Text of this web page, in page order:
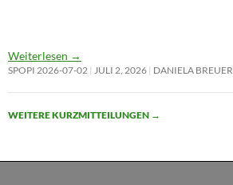
Weiterlesen →
SPOPI 2026-07-02 JULI 2, 2026 DANIELA BREUER
WEITERE KURZMITTEILUNGEN →